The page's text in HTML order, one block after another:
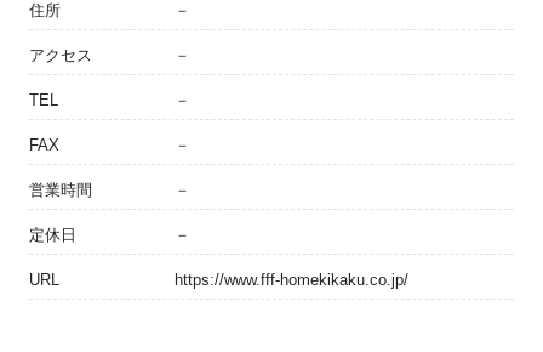
住所 －
アクセス －
TEL －
FAX －
営業時間 －
定休日 －
URL https://www.fff-homekikaku.co.jp/